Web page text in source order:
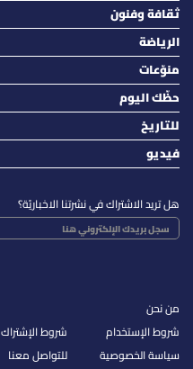
ثقافة وفنون
الرياضة
منوّعات
حظّك اليوم
للتاريخ
فيديو
هل تريد الاشتراك في نشرتنا الاخباريّة؟
من نحن
شروط الإستخدام
سياسة الخصوصية
شروط الإشتراك
للتواصل معنا